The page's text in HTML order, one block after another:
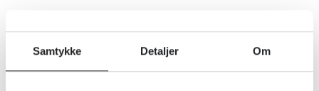
Samtykke Detaljer Om
Første tips – begrens til free
fulltext (open access)